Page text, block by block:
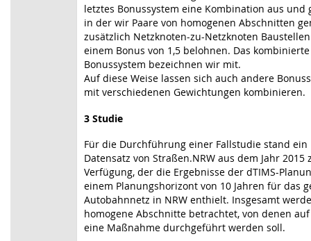
letztes Bonussystem eine Kombination aus und
in der wir Paare von homogenen Abschnitten
zusätzlich Netzknoten-zu-Netzknoten
einem Bonus von 1,5 belohnen. Das kombinierte
Bonussystem bezeichnen wir mit.
Auf diese Weise lassen sich auch andere
mit verschiedenen Gewichtungen kombinieren.
3 Studie
Für die Durchführung einer Fallstudie stand ein
Datensatz von Straßen.NRW aus dem Jahr 2015
Verfügung, der die Ergebnisse der dTIMS-
einem Planungshorizont von 10 Jahren für das
Autobahnnetz in NRW enthielt. Insgesamt
homogene Abschnitte betrachtet, von denen auf
eine Maßnahme durchgeführt werden soll.